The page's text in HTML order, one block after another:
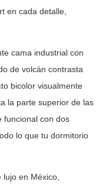
en cada detalle,
cama industrial con
de volcán contrasta
bicolor visualmente
la parte superior de las
funcional con dos
lo que tu dormitorio
en México,